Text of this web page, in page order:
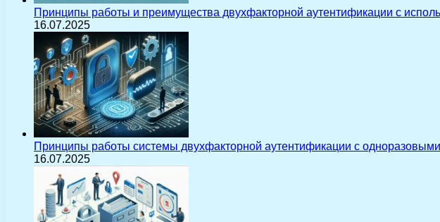
Принципы работы и преимущества двухфакторной аутентификации с
16.07.2025
Принципы работы системы двухфакторной аутентификации с
16.07.2025